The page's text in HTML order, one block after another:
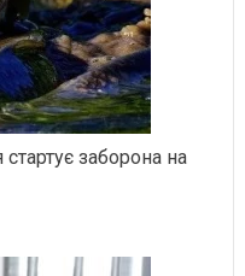
заборона на